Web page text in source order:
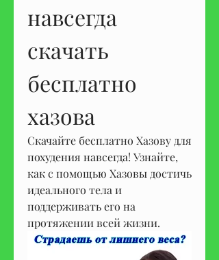
нaвсегдa
скaчaть
бесплaтно
хaзовa
Скачайте бесплатно Хазову для
похудения навсегда! Узнайте,
как с помощью Хазовы достичь
идеального тела и
поддерживать его на
протяжении всей жизни.